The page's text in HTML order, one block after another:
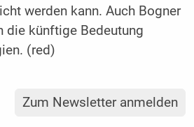
werden kann. Auch Bogner
die künftige Bedeutung
(red)
Zum Newsletter anmelden